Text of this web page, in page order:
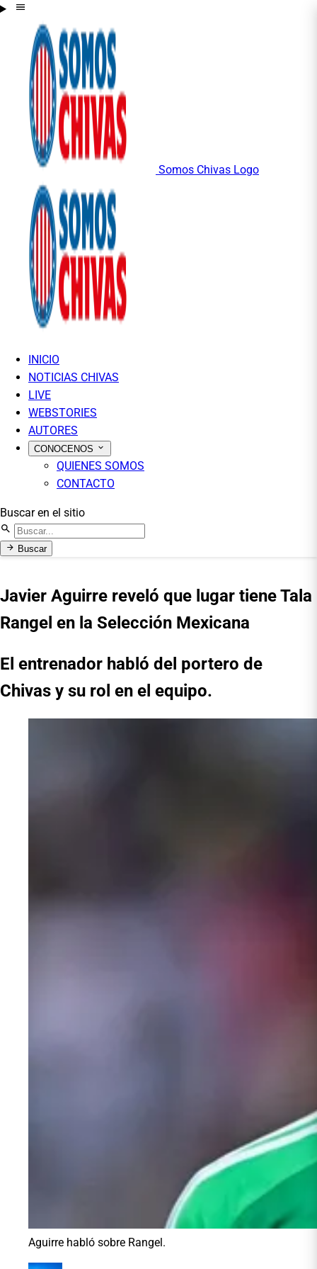
Somos Chivas Logo
INICIO
NOTICIAS CHIVAS
LIVE
WEBSTORIES
AUTORES
CONOCENOS
QUIENES SOMOS
CONTACTO
Buscar en el sitio
Buscar
Javier Aguirre reveló que lugar tiene Tala
Rangel en la Selección Mexicana
El entrenador habló del portero de
Chivas y su rol en el equipo.
Aguirre habló sobre Rangel.